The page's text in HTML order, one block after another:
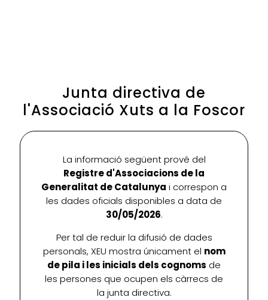
Junta directiva de
l'Associació Xuts a la Foscor
La informació següent prové del
Registre d'Associacions de la
Generalitat de Catalunya i correspon a
les dades oficials disponibles a data de
30/05/2026.
Per tal de reduir la difusió de dades
personals, XEU mostra únicament el nom
de pila i les inicials dels cognoms de
les persones que ocupen els càrrecs de
la junta directiva.